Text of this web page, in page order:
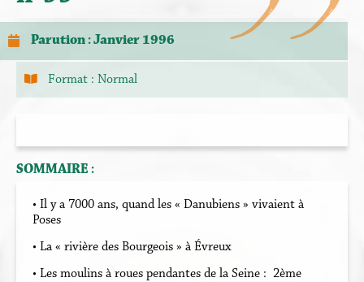
Parution : Janvier 1996
Format : Normal
SOMMAIRE :
• Il y a 7000 ans, quand les « Danubiens » vivaient à
Poses
• La « rivière des Bourgeois » à Évreux
• Les moulins à roues pendantes de la Seine : 2ème